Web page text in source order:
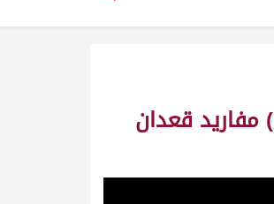
ش8 العديد لـ علي عبدالهادي بخيت البريدي (السباق التمهيدي الصيفي الثاني 15/8/2020) مفاريد قعدان